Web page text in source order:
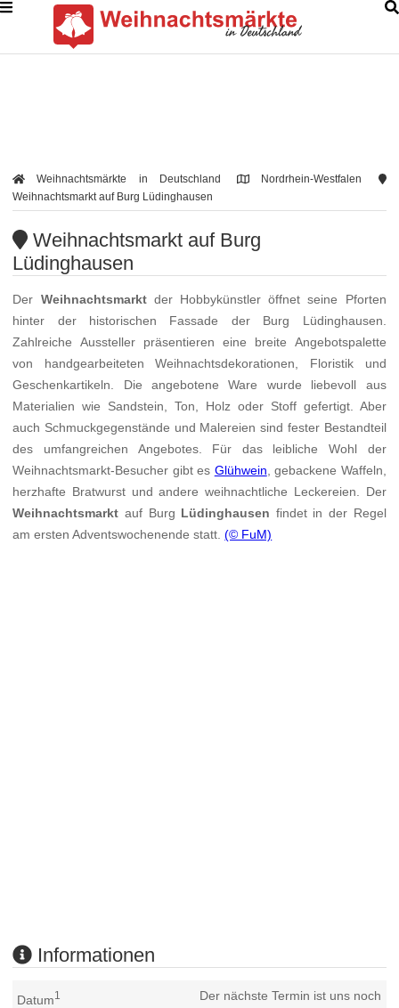
Weihnachtsmärkte in Deutschland
Nordrhein-Westfalen
Weihnachtsmarkt auf Burg Lüdinghausen
Weihnachtsmarkt auf Burg
Lüdinghausen
Der Weihnachtsmarktder Hobbykünstler öffnet seine Pforten
hinter der historischen Fassade der Burg Lüdinghausen.
Zahlreiche Aussteller präsentieren eine breite Angebotspalette
von handgearbeiteten Weihnachtsdekorationen, Floristik und
Geschenkartikeln. Die angebotene Ware wurde liebevoll aus
Materialien wie Sandstein, Ton, Holz oder Stoff gefertigt. Aber
auch Schmuckgegenstände und Malereien sind fester Bestandteil
des umfangreichen Angebotes. Für das leibliche Wohl der
Weihnachtsmarkt-Besucher gibt es Glühwein, gebackene Waffeln,
herzhafte Bratwurst und andere weihnachtliche Leckereien. Der
Weihnachtsmarkt auf Burg Lüdinghausen findet in der Regel
am ersten Adventswochenende statt.(© FuM)
Informationen
Datum1
Der nächste Termin ist uns noch